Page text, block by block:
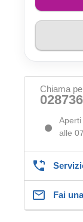
Chiama
alle
Fai